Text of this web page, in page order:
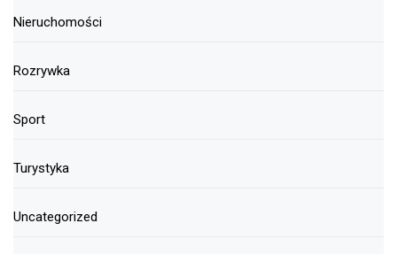
Nieruchomości
Rozrywka
Sport
Turystyka
Uncategorized